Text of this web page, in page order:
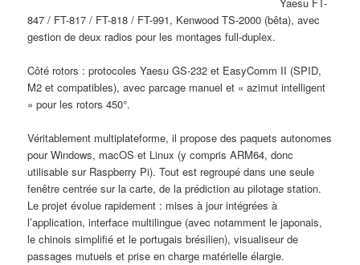
847 / FT-817 / FT-818 / FT-991, Kenwood TS-2000 (bêta), avec
gestion de deux radios pour les montages full-duplex.
Côté rotors : protocoles Yaesu GS-232 et EasyComm II (SPID,
M2 et compatibles), avec parcage manuel et « azimut intelligent
» pour les rotors 450°.
Véritablement multiplateforme, il propose des paquets autonomes
pour Windows, macOS et Linux (y compris ARM64, donc
utilisable sur Raspberry Pi). Tout est regroupé dans une seule
fenêtre centrée sur la carte, de la prédiction au pilotage station.
Le projet évolue rapidement : mises à jour intégrées à
l’application, interface multilingue (avec notamment le japonais,
le chinois simplifié et le portugais brésilien), visualiseur de
passages mutuels et prise en charge matérielle élargie.